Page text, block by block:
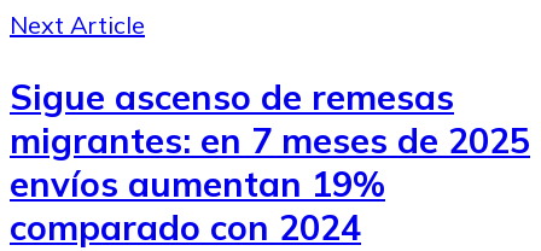
Next Article
Sigue ascenso de remesas
migrantes: en 7 meses de 2025
envíos aumentan 19%
comparado con 2024